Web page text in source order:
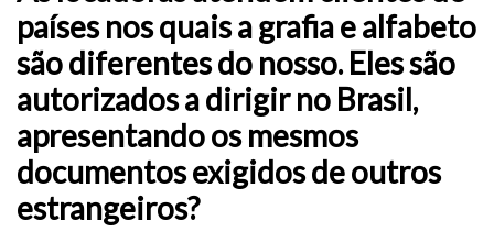
países nos quais a grafia e alfabeto
são diferentes do nosso. Eles são
autorizados a dirigir no Brasil,
apresentando os mesmos
documentos exigidos de outros
estrangeiros?